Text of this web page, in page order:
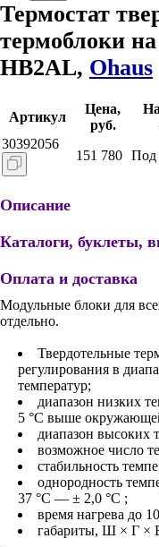
Термостат
термоблоки
HB2AL, Ohaus
Артикул
Цена,
руб.
30392056
151 780 Под
Описание
Каталоги, буклеты,
Оплата и доставка
Модульные блоки для
отдельно.
Твердотельные
регулирования в
температур;
диапазон низких
5 °C выше
диапазон высоких
возможное число
стабильность
однородность
37 °C — ± 2,0 °C ;
время нагрева до
габариты, Ш × Г ×